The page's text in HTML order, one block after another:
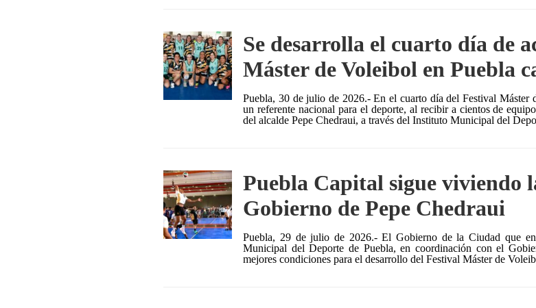
Se desarrolla el cuarto día de
Máster de Voleibol en Puebla
Puebla, 30 de julio de 2026.- En el cuarto día del Festival Máster
un referente nacional para el deporte, al recibir a cientos de
del alcalde Pepe Chedraui, a través del Instituto Municipal del
Puebla Capital sigue viviendo
Gobierno de Pepe Chedraui
Puebla, 29 de julio de 2026.- El Gobierno de la Ciudad que
Municipal del Deporte de Puebla, en coordinación con el
mejores condiciones para el desarrollo del Festival Máster de